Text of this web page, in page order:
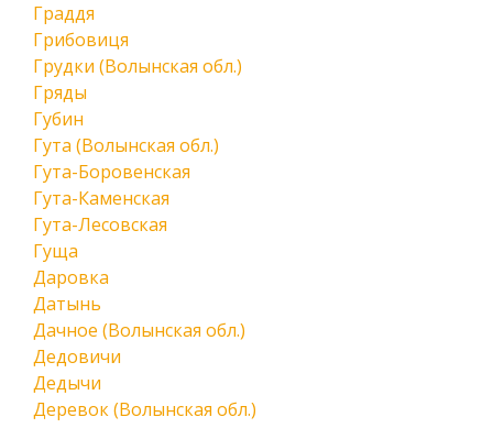
Граддя
Грибовиця
Грудки (Волынская обл.)
Гряды
Губин
Гута (Волынская обл.)
Гута-Боровенская
Гута-Каменская
Гута-Лесовская
Гуща
Даровка
Датынь
Дачное (Волынская обл.)
Дедовичи
Дедычи
Деревок (Волынская обл.)